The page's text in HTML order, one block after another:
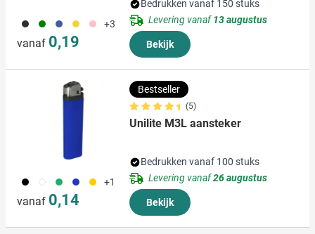
001 004 005 006 017 +3
vanaf 0,19
Bedrukken vanaf 150 stuks
Levering vanaf13 augustus
Bekijk
001 002 004 005 006 +1
vanaf 0,14
Bestseller
(5)
Unilite M3L aansteker
Bedrukken vanaf 100 stuks
Levering vanaf26 augustus
Bekijk